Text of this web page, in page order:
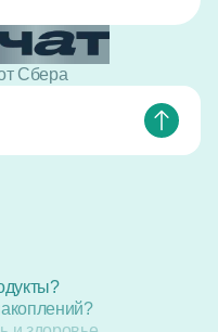
Сбера